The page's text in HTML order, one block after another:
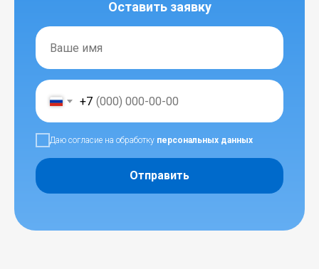
Оставить заявку
+7
Даю согласие на обработку персональных данных
Отправить